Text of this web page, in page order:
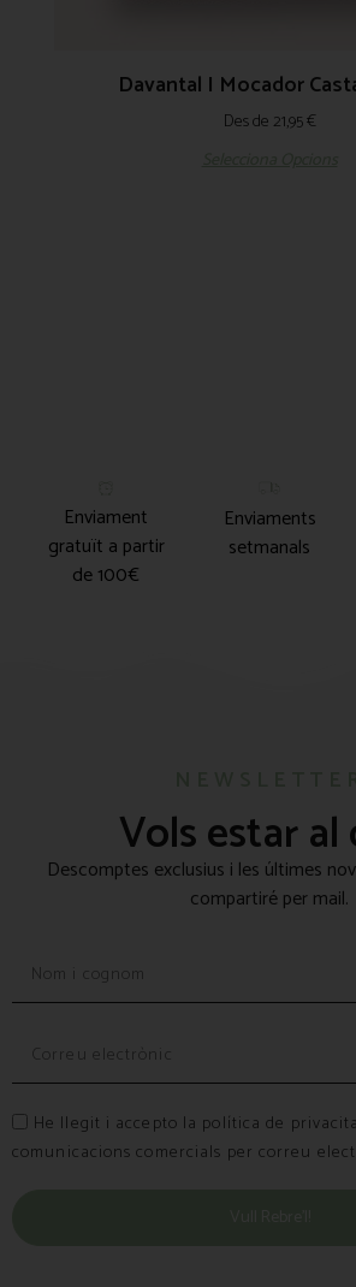
Davantal I Mocador
Des de 21,95€
Enviament
gratuït a partir
de 100€
Enviaments
setmanals
Vols estar al
Descomptes exclusius i les últimes
compartiré per mail.
He llegit i accepto la política de
comunicacions comercials per correu